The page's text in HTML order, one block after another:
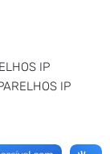
IP
IP